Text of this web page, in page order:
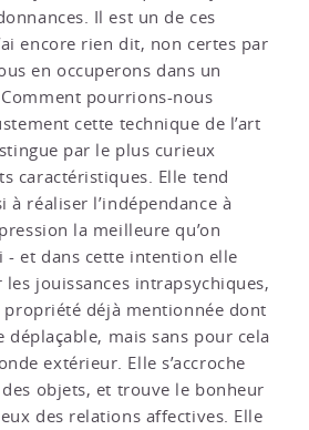
Il est un de ces
encore rien dit, non certes par
en occuperons dans un
pourrions-nous
cette technique de l’art
par le plus curieux
caractéristiques. Elle tend
à réaliser l’indépendance à
la meilleure qu’on
- et dans cette intention elle
les jouissances intrapsychiques,
déjà mentionnée dont
déplaçable, mais sans pour cela
extérieur. Elle s’accroche
objets, et trouve le bonheur
des relations affectives. Elle